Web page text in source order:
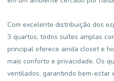
Com excelente distribuição dos
3 quartos, todos suítes amplas
principal oferece ainda closet e
mais conforto e privacidade. Os
ventilados, garantindo bem-estar